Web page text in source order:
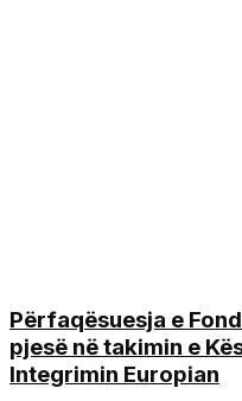
Përfaqësuesja e
pjesë në takimin e
Integrimin Europian